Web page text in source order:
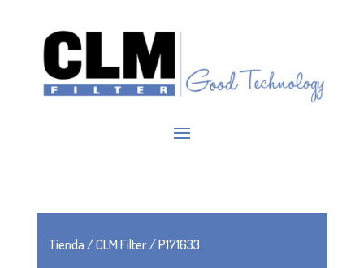
Tienda/CLM Filter/ P171633